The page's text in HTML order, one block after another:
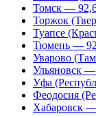
Томск —
Торжок
Туапсе
Тюмень —
Уварово
Ульяновск
Уфа
Феодосия
Хабаровск